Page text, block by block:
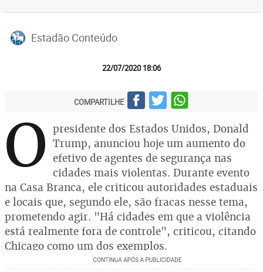
Estadão Conteúdo
22/07/2020 18:06
COMPARTILHE
O presidente dos Estados Unidos, Donald
Trump, anunciou hoje um aumento do
efetivo de agentes de segurança nas
cidades mais violentas. Durante evento
na Casa Branca, ele criticou autoridades estaduais
e locais que, segundo ele, são fracas nesse tema,
prometendo agir. "Há cidades em que a violência
está realmente fora de controle", criticou, citando
Chicago como um dos exemplos.